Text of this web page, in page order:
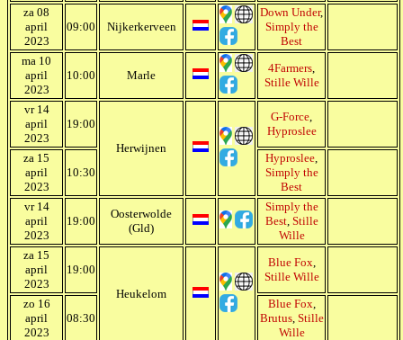
za 08
april
2023
09:00 Nijkerkerveen
Down Under,
Simply the
Best
ma 10
april
2023
10:00 Marle
4Farmers
Stille Wille
vr 14
april
2023
19:00
Herwijnen
G-Force
Hyproslee
za 15
april
2023
10:30
Hyproslee
Simply the
Best
vr 14
april
2023
19:00
Oosterwolde
(Gld)
Simply the
Best, Stille
Wille
za 15
april
2023
19:00
Heukelom
Blue Fox
Stille Wille
zo 16
april
2023
08:30
Blue Fox
Brutus, Stille
Wille